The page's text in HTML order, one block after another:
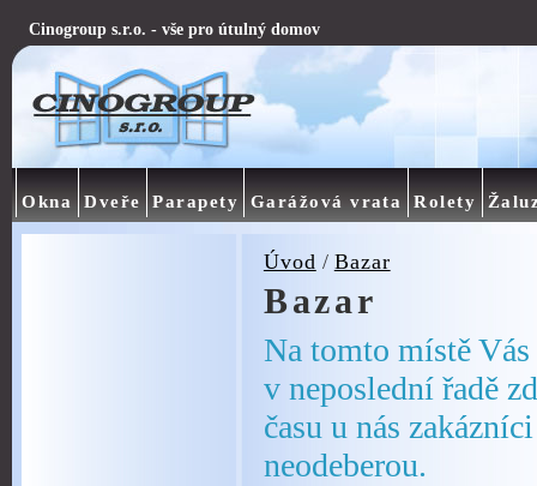
Úvod / Bazar
Bazar
Na tomto místě
v neposlední řadě
času u nás
neodeberou.
Cinogroup s.r.o. - vše pro útulný domov
Okna Dveře Parapety Garážová vrata Rolety